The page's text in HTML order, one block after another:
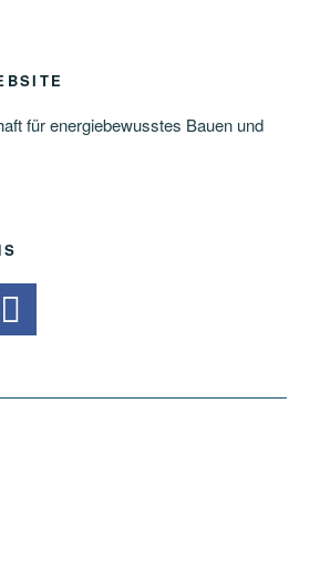
für energiebewusstes Bauen und